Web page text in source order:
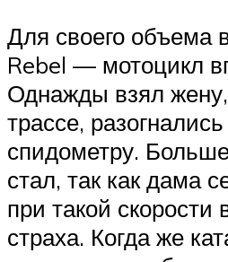
Для своего объема
Rebel — мотоцикл
Однажды взял
трассе,
спидометру.
стал, так как дама
при такой скорости
страха. Когда же